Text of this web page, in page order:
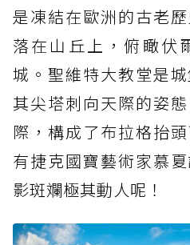
是凍結在歐洲的古老
落在山丘上，俯瞰伏
城。聖維特大教堂是
其尖塔刺向天際的姿
際，構成了布拉格抬
有捷克國寶藝術家慕
影斑斕極其動人呢！